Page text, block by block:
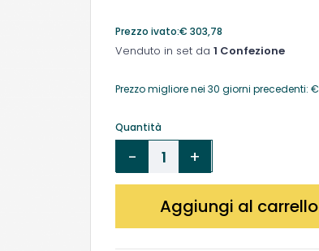
Prezzo ivato:€ 303,78
Venduto in set da 1 Confezione
Prezzo migliore nei 30 giorni precedenti: €
Quantità
Aggiungi al carrello